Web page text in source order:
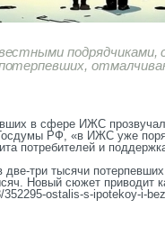
в сфере ИЖС
РФ, «в ИЖС уже
потребителей и
три тысячи
Новый сюжет приводит
ostalis-s-ipotekoy-i-